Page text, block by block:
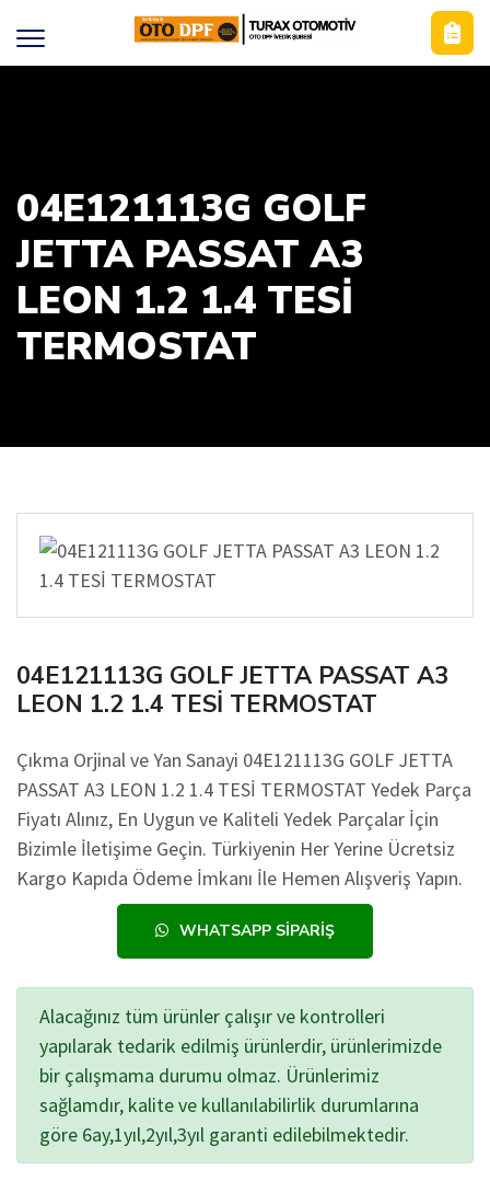
04E121113G GOLF
JETTA PASSAT A3
LEON 1.2 1.4 TESİ
TERMOSTAT
04E121113G GOLF JETTA PASSAT A3
LEON 1.2 1.4 TESİ TERMOSTAT
Çıkma Orjinal ve Yan Sanayi 04E121113G GOLF JETTA
PASSAT A3 LEON 1.2 1.4 TESİ TERMOSTAT Yedek Parça
Fiyatı Alınız, En Uygun ve Kaliteli Yedek Parçalar İçin
Bizimle İletişime Geçin. Türkiyenin Her Yerine Ücretsiz
Kargo Kapıda Ödeme İmkanı İle Hemen Alışveriş Yapın.
WHATSAPP SIPARIŞ
Alacağınız tüm ürünler çalışır ve kontrolleri
yapılarak tedarik edilmiş ürünlerdir, ürünlerimizde
bir çalışmama durumu olmaz. Ürünlerimiz
sağlamdır, kalite ve kullanılabilirlik durumlarına
göre 6ay,1yıl,2yıl,3yıl garanti edilebilmektedir.